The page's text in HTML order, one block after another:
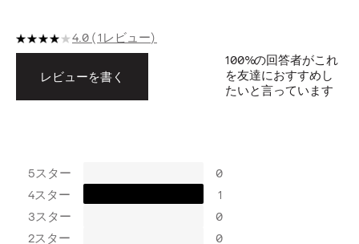
4.0 1レビュー
レビューを書く
100%の回答者がこれ
を友達におすすめし
たいと言っています
5スター
0
4スター
1
3スター
0
2スター
0